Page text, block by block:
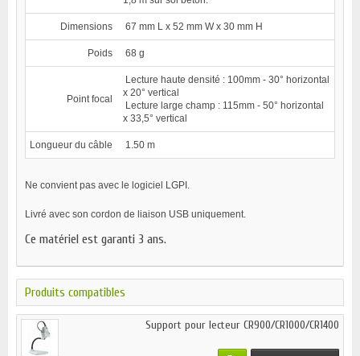
Dimensions 67 mm L x 52 mm W x 30 mm H
Poids 68 g
Point focal
Lecture haute densité : 100mm - 30° horizontal
x 20° vertical
Lecture large champ : 115mm - 50° horizontal
x 33,5° vertical
Longueur du câble 1.50 m
Ne convient pas avec le logiciel LGPI.
Livré avec son cordon de liaison USB uniquement.
Ce matériel est garanti 3 ans.
Produits compatibles
Support pour lecteur CR900/CR1000/CR1400